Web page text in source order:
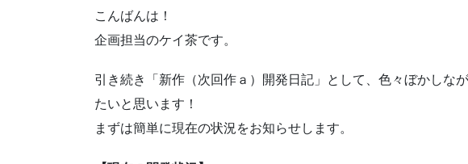
こんばんは！
企画担当のケイ茶です。
引き続き「新作（次回作ａ）開発日記」として、色々ぼかしな
たいと思います！
まずは簡単に現在の状況をお知らせします。